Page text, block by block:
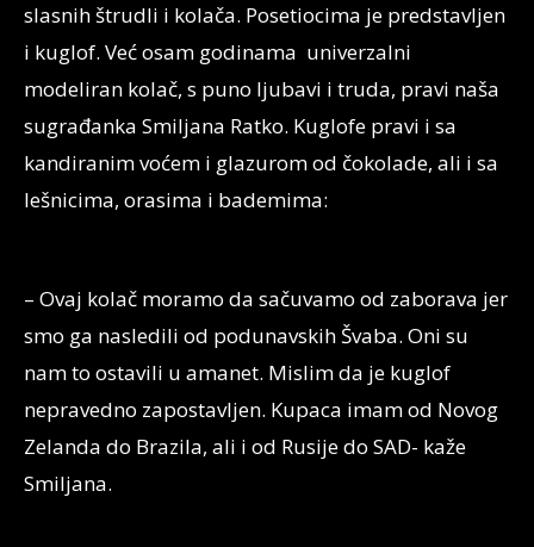
slasnih štrudli i kolača. Posetiocima je predstavljen
i kuglof. Već osam godinama univerzalni
modeliran kolač, s puno ljubavi i truda, pravi naša
sugrađanka Smiljana Ratko. Kuglofe pravi i sa
kandiranim voćem i glazurom od čokolade, ali i sa
lešnicima, orasima i bademima:
– Ovaj kolač moramo da sačuvamo od zaborava jer
smo ga nasledili od podunavskih Švaba. Oni su
nam to ostavili u amanet. Mislim da je kuglof
nepravedno zapostavljen. Kupaca imam od Novog
Zelanda do Brazila, ali i od Rusije do SAD- kaže
Smiljana.